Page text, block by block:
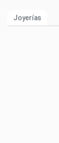
Joyerías